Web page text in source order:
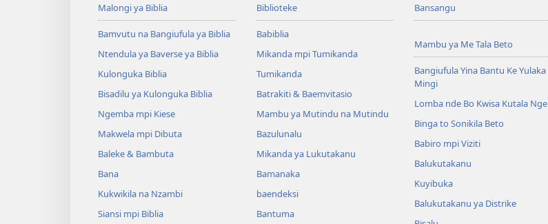
Malongi ya Biblia
Bamvutu na Bangiufula ya Biblia
Ntendula ya Baverse ya Biblia
Kulonguka Biblia
Bisadilu ya Kulonguka Biblia
Ngemba mpi Kiese
Makwela mpi Dibuta
Baleke & Bambuta
Bana
Kukwikila na Nzambi
Siansi mpi Biblia
Biblioteke
Babiblia
Mikanda mpi Tumikanda
Tumikanda
Batrakiti & Baemvitasio
Mambu ya Mutindu na Mutindu
Bazulunalu
Mikanda ya Lukutakanu
Bamanaka
baendeksi
Bantuma
Bansangu
Mambu ya Me Tala Beto
Bangiufula Yina Bantu Ke Yulaka
Mingi
Lomba nde Bo Kwisa Kutala Nge
Binga to Sonikila Beto
Babiro mpi Viziti
Balukutakanu
Kuyibuka
Balukutakanu ya Distrike